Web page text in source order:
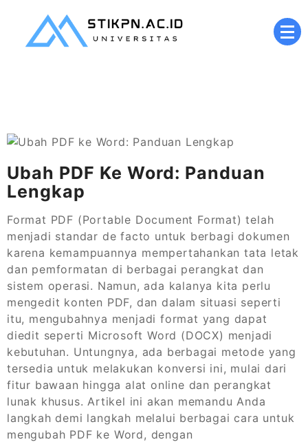
content
Ubah PDF Ke Word: Panduan
Lengkap
Format PDF (Portable Document Format) telah
menjadi standar de facto untuk berbagi dokumen
karena kemampuannya mempertahankan tata letak
dan pemformatan di berbagai perangkat dan
sistem operasi. Namun, ada kalanya kita perlu
mengedit konten PDF, dan dalam situasi seperti
itu, mengubahnya menjadi format yang dapat
diedit seperti Microsoft Word (DOCX) menjadi
kebutuhan. Untungnya, ada berbagai metode yang
tersedia untuk melakukan konversi ini, mulai dari
fitur bawaan hingga alat online dan perangkat
lunak khusus. Artikel ini akan memandu Anda
langkah demi langkah melalui berbagai cara untuk
mengubah PDF ke Word, dengan